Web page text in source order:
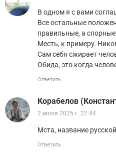
В одном я с вами
Все остальные
правильные, а
Месть, к примеру.
Сам себя сжирает
Обида, это когда
Ответить
Корабелов
2 июля 2025 г. 22:44
Мста, название
Ответить